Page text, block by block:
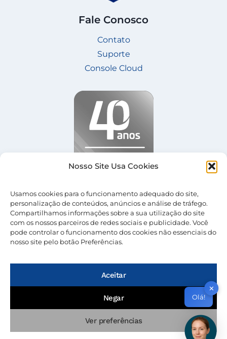
Nosso Site Usa Cookies
Usamos cookies para o funcionamento adequado do site,
personalização de conteúdos, anúncios e análise de tráfego.
Compartilhamos informações sobre a sua utilização do site
com os nossos parceiros de redes sociais e publicidade. Você
pode controlar o funcionamento dos cookies não essenciais do
nosso site pelo botão Preferências.
Aceitar
Negar
Ver preferências
Fale Conosco
Contato
Suporte
Console Cloud
© 2026 Nevolus |Termos de Uso
✕
Olá!